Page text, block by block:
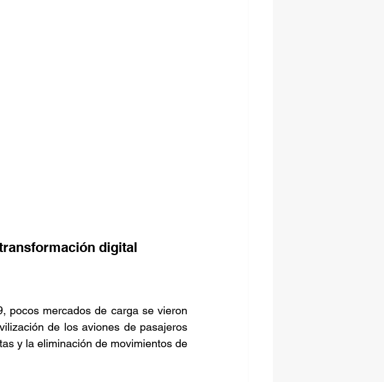
digital
pocos mercados de carga se vieron
de los aviones de pasajeros
y la eliminación de movimientos de